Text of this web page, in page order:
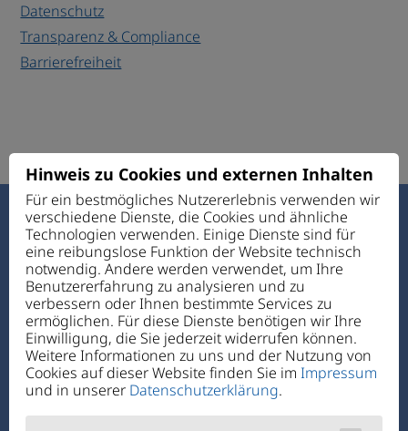
Datenschutz
Transparenz & Compliance
Barrierefreiheit
Haus des Guten Hirten
Ettmannsdorfer Str. 131
92421 Schwandorf
Telefon:+49 94 31 72 4-0
Telefax: +49 94 31 7 24-1 11
E-Mail:verwaltung@hdgh.de
Über Uns
Hinweis zu Cookies und externen Inhalten
Für ein bestmögliches Nutzererlebnis verwenden wir
verschiedene Dienste, die Cookies und ähnliche
Technologien verwenden. Einige Dienste sind für
eine reibungslose Funktion der Website technisch
notwendig. Andere werden verwendet, um Ihre
Benutzererfahrung zu analysieren und zu
verbessern oder Ihnen bestimmte Services zu
ermöglichen. Für diese Dienste benötigen wir Ihre
Einwilligung, die Sie jederzeit widerrufen können.
Weitere Informationen zu uns und der Nutzung von
Cookies auf dieser Website finden Sie im Impressum
und in unserer Datenschutzerklärung.